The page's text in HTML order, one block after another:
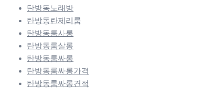
탄방동노래방
탄방동란제리룸
탄방동룸사롱
탄방동룸살롱
탄방동룸싸롱
탄방동룸싸롱가격
탄방동룸싸롱견적